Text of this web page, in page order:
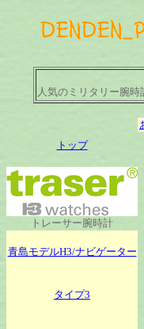
人気のミリタリー腕
トップ
トレーサー腕時計
青島モデルH3/ナビゲーター
タイプ3